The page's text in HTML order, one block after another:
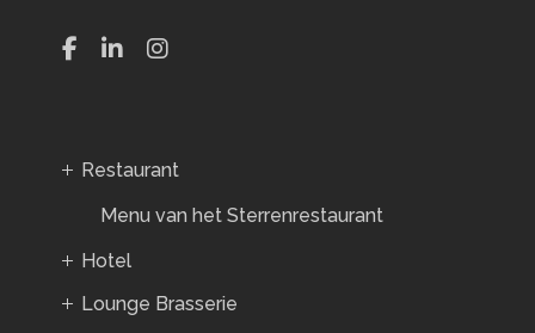
Restaurant
Menu van het Sterrenrestaurant
Hotel
Lounge Brasserie